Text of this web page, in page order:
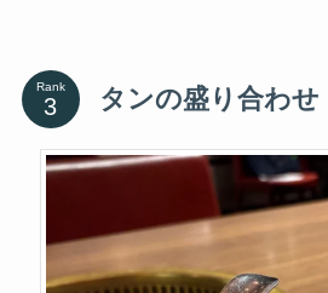
Rank タンの盛り合わせ